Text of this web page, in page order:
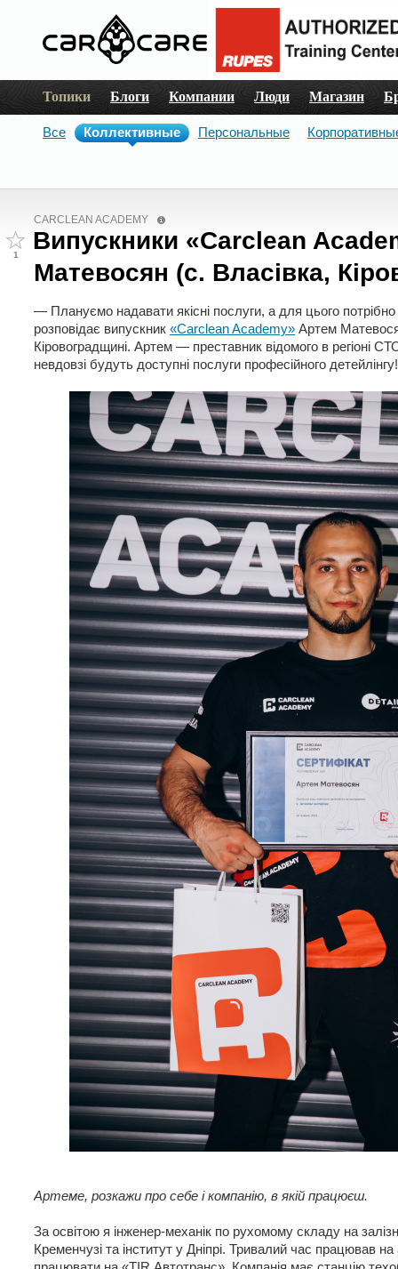
Топики Блоги Компании Люди Магазин
Все Коллективные Персональные
CARCLEAN ACADEMY
1
Випускники «Carclean
Матевосян (с. Власівка,
— Плануємо надавати якісні послуги, а для цього
розповідає випускник «Carclean Academy» Артем
Кіровоградщині. Артем — преставник відомого в регіоні
невдовзі будуть доступні послуги професійного детейлінгу!
Артеме, розкажи про себе і компанію, в якій працюєш.
За освітою я інженер-механік по рухомому складу на
Кременчузі та інститут у Дніпрі. Тривалий час працював